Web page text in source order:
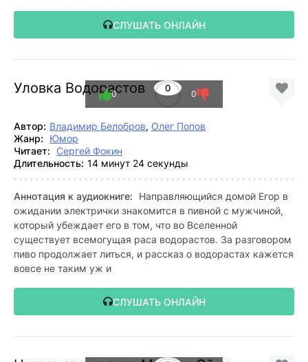
СЛУШАТЬ ОНЛАЙН
Уловка Водорастов 0
0 0
Автор: Владимир Белобров, Олег Попов
Жанр:
Юмор
Читает: Сергей Фокин
Длительность: 14 минут 24 секунды
Аннотация к аудиокниге:
Направляющийся домой Егор в
ожидании электрички знакомится в пивной с мужчиной,
который убеждает его в том, что во Вселенной
существует всемогущая раса водорастов. За разговором
пиво продолжает литься, и рассказ о водорастах кажется
вовсе не таким уж и
СЛУШАТЬ ОНЛАЙН